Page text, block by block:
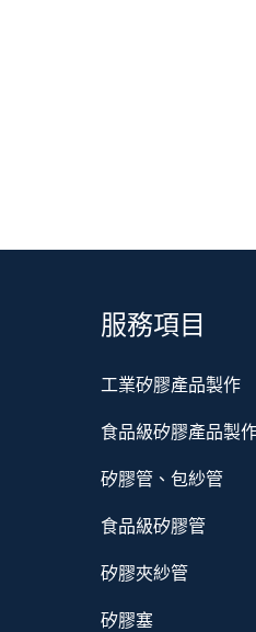
服務項目
工業矽膠產品製作
食品級矽膠產品製
矽膠管、包紗管
食品級矽膠管
矽膠夾紗管
矽膠塞